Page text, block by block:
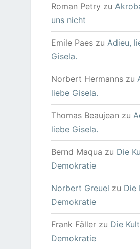
Roman Petry zu
uns nicht
Emile Paeszu Adieu,
Gisela.
Norbert Hermannszu
liebe Gisela.
Thomas Beaujean zu
liebe Gisela.
Bernd Maqua zu Die
Demokratie
Norbert Greuel zu Die
Demokratie
Frank Fällerzu Die
Demokratie